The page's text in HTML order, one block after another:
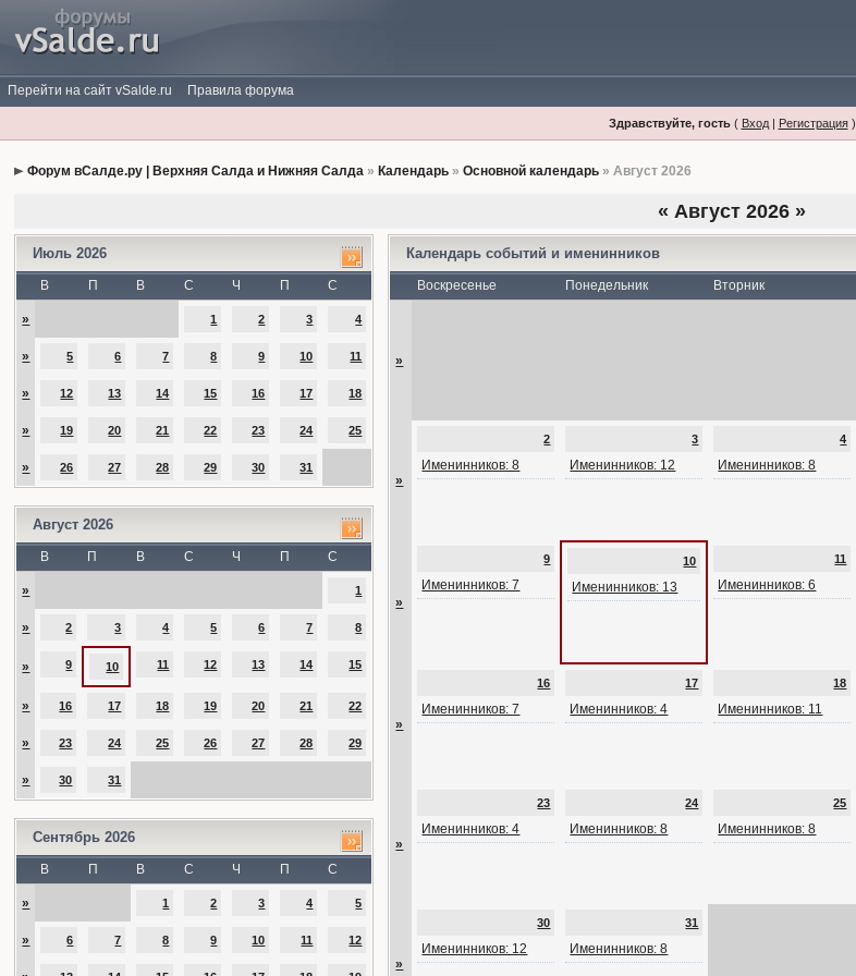
Перейти на сайт vSalde.ru Правила форума
Здравствуйте, гость( Вход| Регистрация)
Форум вСалде.ру | Верхняя Салда и Нижняя Салда » Календарь »Основной календарь » Август 2026
« Август 2026 »
Июль 2026
В П В С Ч П С
» 1 2 3 4
» 5 6 7 8 9 10 11
» 12 13 14 15 16 17 18
» 19 20 21 22 23 24 25
» 26 27 28 29 30 31
Август 2026
В П В С Ч П С
» 1
» 2 3 4 5 6 7 8
» 9 10 11 12 13 14 15
» 16 17 18 19 20 21 22
» 23 24 25 26 27 28 29
» 30 31
Сентябрь 2026
В П В С Ч П С
» 1 2 3 4 5
» 6 7 8 9 10 11 12
Календарь событий и именинников
Воскресенье Понедельник Вторник
»
»
2
Именинников: 8
3
Именинников: 12
4
Именинников: 8
»
9
Именинников: 7
10
Именинников: 13
11
Именинников: 6
»
16
Именинников: 7
17
Именинников: 4
18
Именинников: 11
»
23
Именинников: 4
24
Именинников: 8
25
Именинников: 8
»
30
Именинников: 12
31
Именинников: 8